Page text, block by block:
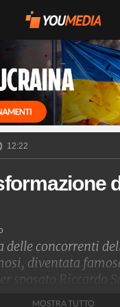
12:22
delle concorrenti
diventata
sposato Riccardo
MOSTRA TUTTO